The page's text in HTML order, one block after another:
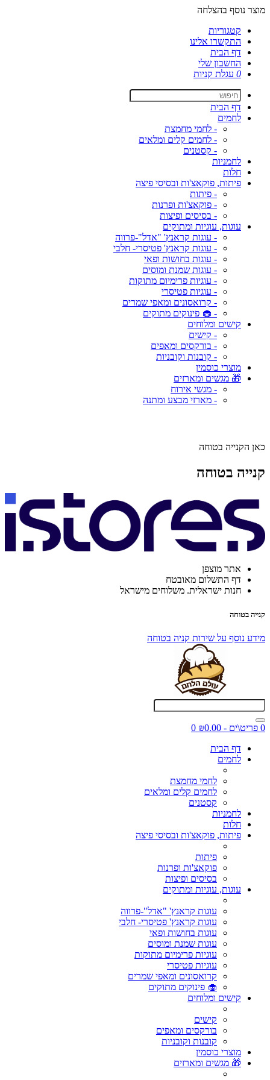
מוצר נוסף בהצלחה
קטגוריות
התקשרו אלינו
דף הבית
החשבון שלי
0 עגלת קניות
דף הבית
לחמים
- לחמי מחמצת
- לחמים קלים ומלאים
- קסטנים
לחמניות
חלות
פיתות, פוקאצ'ות ובסיסי פיצה
- פיתות
- פוקאצ'ות ופרנות
- בסיסים ופיצות
עוגות, עוגיות ומתוקים
- עוגות קראנץ' "אדל"-פרווה
- עוגות קראנץ' פטיסרי- חלבי
- עוגות בחושות ופאי
- עוגות שמנת ומוסים
- עוגיות פרימיום מתוקות
- עוגיות פטיסרי
- קרואסונים ומאפי שמרים
- 🧁 פינוקים מתוקים
קישים ומלוחים
- קישים
- בורקסים ומאפים
- קובנות וקובניות
מוצרי כוסמין
🎁 מגשים ומארזים
- מגשי אירוח
- מארזי מבצע ומתנה
כאן הקנייה בטוחה
קנייה בטוחה
אתר מוצפן
דף התשלום מאובטח
חנות ישראלית. משלוחים מישראל
קנייה בטוחה
מידע נוסף על שירות קניה בטוחה
0 פריט\ים - ₪0.00
0
דף הבית
לחמים
לחמי מחמצת
לחמים קלים ומלאים
קסטנים
לחמניות
חלות
פיתות, פוקאצ'ות ובסיסי פיצה
פיתות
פוקאצ'ות ופרנות
בסיסים ופיצות
עוגות, עוגיות ומתוקים
עוגות קראנץ' "אדל"-פרווה
עוגות קראנץ' פטיסרי- חלבי
עוגות בחושות ופאי
עוגות שמנת ומוסים
עוגיות פרימיום מתוקות
עוגיות פטיסרי
קרואסונים ומאפי שמרים
🧁 פינוקים מתוקים
קישים ומלוחים
קישים
בורקסים ומאפים
קובנות וקובניות
מוצרי כוסמין
🎁 מגשים ומארזים